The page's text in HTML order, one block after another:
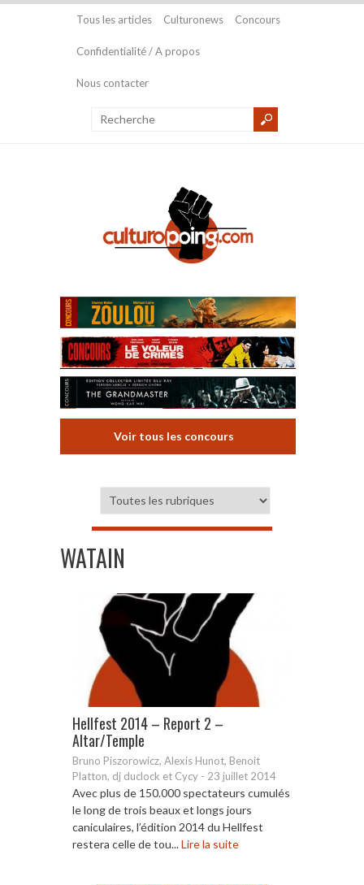
Tous les articles Culturonews Concours
Confidentialité / A propos
Nous contacter
Voir tous les concours
WATAIN
Hellfest 2014 – Report 2 –
Altar/Temple
Bruno Piszorowicz, Alexis Hunot, Benoit
Platton, dj duclock et Cycy - 23 juillet 2014
Avec plus de 150.000 spectateurs cumulés
le long de trois beaux et longs jours
caniculaires, l’édition 2014 du Hellfest
restera celle de tou...Lire la suite